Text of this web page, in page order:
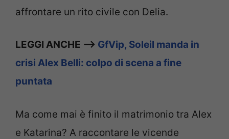
affrontare un rito civile con Delia.
LEGGI ANCHE —> GfVip, Soleil manda in
crisi Alex Belli: colpo di scena a fine
puntata
Ma come mai è finito il matrimonio tra Alex
e Katarina? A raccontare le vicende